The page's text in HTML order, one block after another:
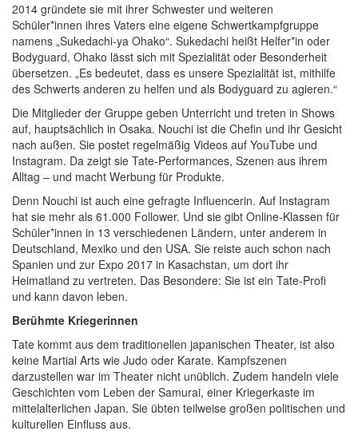
2014 gründete sie mit ihrer Schwester und weiteren
Schüler*innen ihres Vaters eine eigene Schwertkampfgruppe
namens „Sukedachi-ya Ohako“. Sukedachi heißt Helfer*in oder
Bodyguard, Ohako lässt sich mit Spezialität oder Besonderheit
übersetzen. „Es bedeutet, dass es unsere Spezialität ist, mithilfe
des Schwerts anderen zu helfen und als Bodyguard zu agieren.“
Die Mitglieder der Gruppe geben Unterricht und treten in Shows
auf, hauptsächlich in Osaka. Nouchi ist die Chefin und ihr Gesicht
nach außen. Sie postet regelmäßig Videos auf YouTube und
Instagram. Da zeigt sie Tate-Performances, Szenen aus ihrem
Alltag – und macht Werbung für Produkte.
Denn Nouchi ist auch eine gefragte Influencerin. Auf Instagram
hat sie mehr als 61.000 Follower. Und sie gibt Online-Klassen für
Schüler*innen in 13 verschiedenen Ländern, unter anderem in
Deutschland, Mexiko und den USA. Sie reiste auch schon nach
Spanien und zur Expo 2017 in Kasachstan, um dort ihr
Heimatland zu vertreten. Das Besondere: Sie ist ein Tate-Profi
und kann davon leben.
Berühmte Kriegerinnen
Tate kommt aus dem traditionellen japanischen Theater, ist also
keine Martial Arts wie Judo oder Karate. Kampfszenen
darzustellen war im Theater nicht unüblich. Zudem handeln viele
Geschichten vom Leben der Samurai, einer Kriegerkaste im
mittelalterlichen Japan. Sie übten teilweise großen politischen und
kulturellen Einfluss aus.